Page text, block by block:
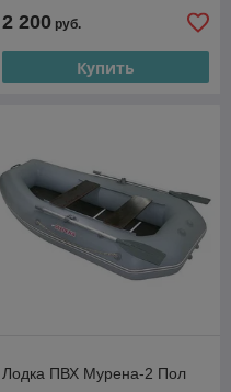
2 200 руб.
Купить
Лодка ПВХ Мурена-2 Пол